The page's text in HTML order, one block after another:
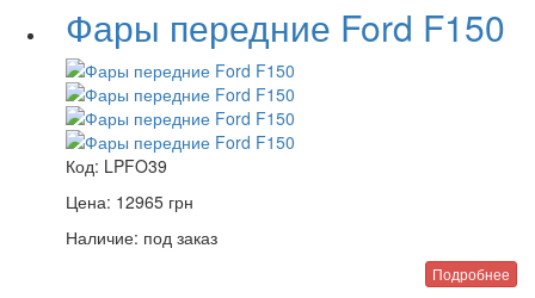
Фары передние Ford F150
Код: LPFO39
Цена: 12965 грн
Наличие: под заказ
Подробнее